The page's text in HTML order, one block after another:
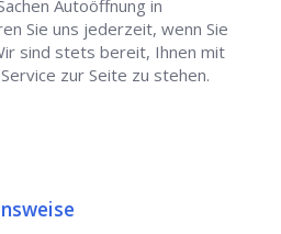
Autoöffnung in
Sie uns jederzeit, wenn Sie
sind stets bereit, Ihnen mit
zur Seite zu stehen.